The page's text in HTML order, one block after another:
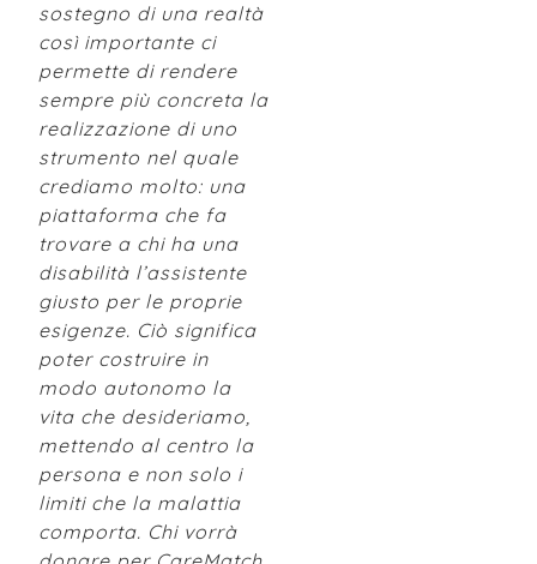
sostegno di una realtà
così importante ci
permette di rendere
sempre più concreta la
realizzazione di uno
strumento nel quale
crediamo molto: una
piattaforma che fa
trovare a chi ha una
disabilità l’assistente
giusto per le proprie
esigenze. Ciò significa
poter costruire in
modo autonomo la
vita che desideriamo,
mettendo al centro la
persona e non solo i
limiti che la malattia
comporta. Chi vorrà